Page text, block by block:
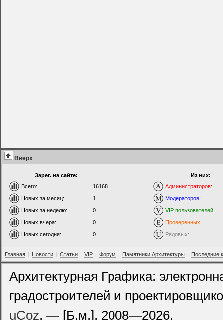
Вверх
Зарег. на сайте:
Всего:
16168
Новых за месяц:
1
Новых за неделю:
0
Новых вчера:
0
Новых сегодня:
0
Из них:
Администраторов:
Модераторов:
VIP пользователей:
Проверенных:
Рядовых:
Главная | Новости | Статьи | VIP | Форум | Памятники Архитектуры | Последние
Архитектурная Графика:
градостроителей и
uCoz. — [Б.м.], 2008—2026.